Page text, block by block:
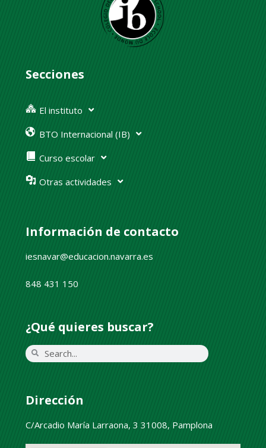
Secciones
El instituto
BTO Internacional (IB)
Curso escolar
Otras actividades
Información de contacto
iesnavar@educacion.navarra.es
848 431 150
¿Qué quieres buscar?
Dirección
C/Arcadio María Larraona, 3 31008, Pamplona